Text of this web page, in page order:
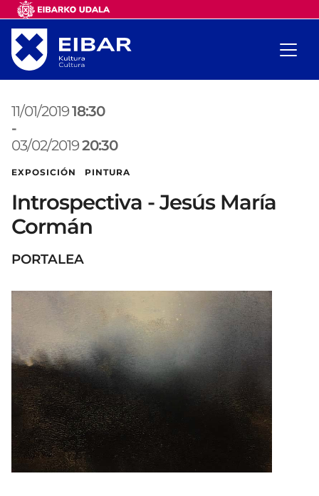
11/01/201918:30
-
03/02/201920:30
EXPOSICIÓN PINTURA
Introspectiva - Jesús María
Cormán
PORTALEA